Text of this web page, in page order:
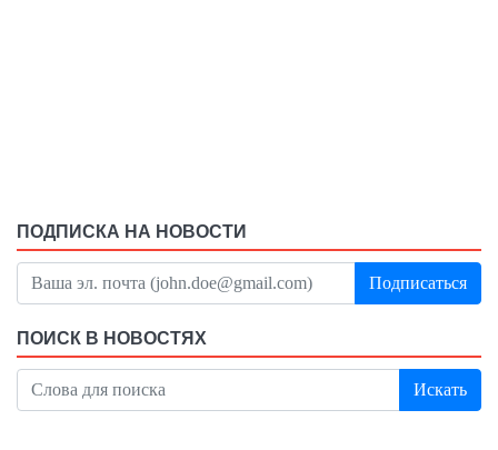
ПОДПИСКА НА НОВОСТИ
Подписаться
ПОИСК В НОВОСТЯХ
Искать